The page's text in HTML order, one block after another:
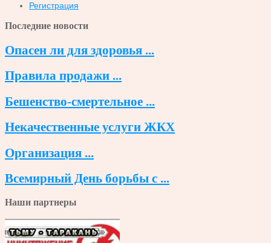
Регистрация
Последние новости
Опасен ли для здоровья ...
Правила продажи ...
Бешенство-смертельное ...
Некачественные услуги ЖКХ
Организация ...
Всемирный День борьбы с ...
Наши партнеры